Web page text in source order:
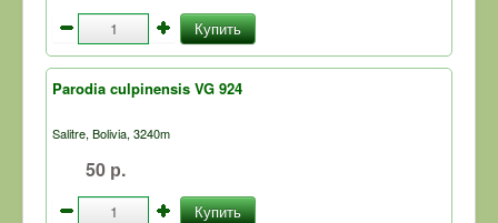
Купить
Parodia culpinensis VG 924
Salitre, Bolivia, 3240m
50 р.
Купить